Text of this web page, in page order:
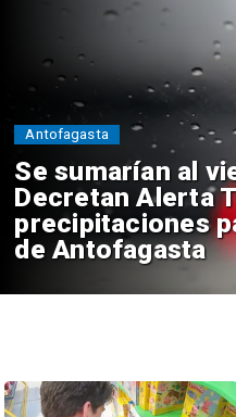
Se sumarían al
Decretan Alerta
precipitaciones
de Antofagasta
Antofagasta